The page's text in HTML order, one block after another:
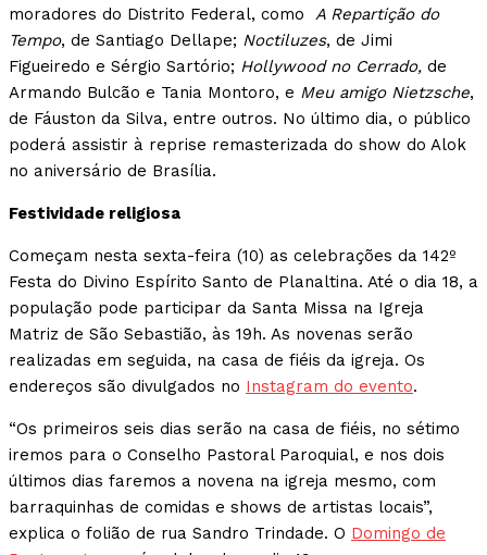
moradores do Distrito Federal, como A Repartição do
Tempo, de Santiago Dellape; Noctiluzes, de Jimi
Figueiredo e Sérgio Sartório; Hollywood no Cerrado, de
Armando Bulcão e Tania Montoro, e Meu amigo Nietzsche,
de Fáuston da Silva, entre outros. No último dia, o público
poderá assistir à reprise remasterizada do show do Alok
no aniversário de Brasília.
Festividade religiosa
Começam nesta sexta-feira (10) as celebrações da 142º
Festa do Divino Espírito Santo de Planaltina. Até o dia 18, a
população pode participar da Santa Missa na Igreja
Matriz de São Sebastião, às 19h. As novenas serão
realizadas em seguida, na casa de fiéis da igreja. Os
endereços são divulgados no Instagram do evento.
“Os primeiros seis dias serão na casa de fiéis, no sétimo
iremos para o Conselho Pastoral Paroquial, e nos dois
últimos dias faremos a novena na igreja mesmo, com
barraquinhas de comidas e shows de artistas locais”,
explica o folião de rua Sandro Trindade. O Domingo de